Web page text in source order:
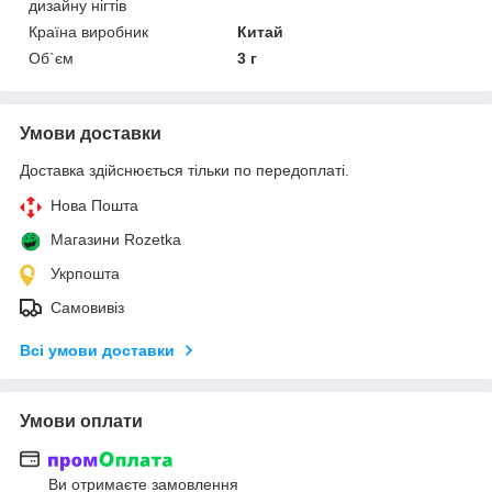
дизайну нігтів
Країна виробник
Китай
Об`єм
3 г
Умови доставки
Доставка здійснюється тільки по передоплаті.
Нова Пошта
Магазини Rozetka
Укрпошта
Самовивіз
Всі умови доставки
Умови оплати
Ви отримаєте замовлення